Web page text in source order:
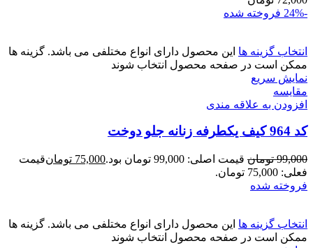
-24%
فروخته شده
انتخاب گزینه ها این محصول دارای انواع مختلفی می باشد. گزینه ها
ممکن است در صفحه محصول انتخاب شوند
نمایش سریع
مقايسه
افزودن به علاقه مندی
کد 964 کیف یکطرفه زنانه جلو دوخت
99,000 تومان قیمت اصلی: 99,000 تومان بود. 75,000 تومانقیمت
فعلی: 75,000 تومان.
فروخته شده
انتخاب گزینه ها این محصول دارای انواع مختلفی می باشد. گزینه ها
ممکن است در صفحه محصول انتخاب شوند